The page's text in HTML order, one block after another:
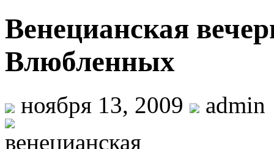
Венецианская
Влюбленных
ноября 13, 2009 admin